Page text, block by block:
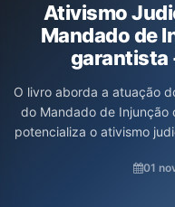
Ativismo
Mandado de
garantista
O livro aborda a atuação
do Mandado de Injunção
potencializa o ativismo
reflexão crítica sobre a
01